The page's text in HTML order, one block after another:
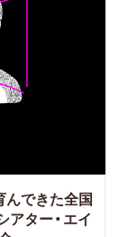
んできた全国
アター・エイ